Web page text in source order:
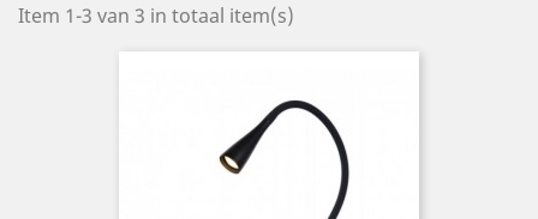
Item 1-3 van 3 in totaal item(s)